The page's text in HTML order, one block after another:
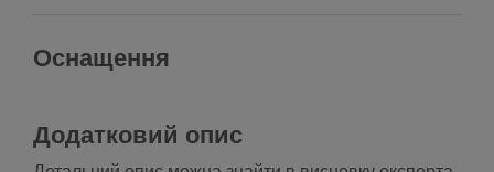
Оснащення
Додатковий опис